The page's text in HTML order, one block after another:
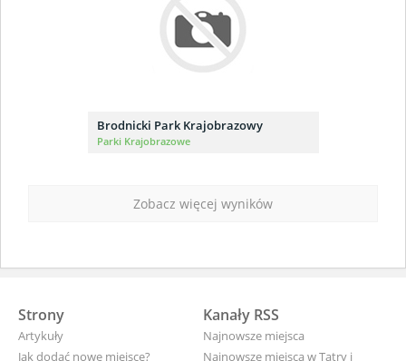
Brodnicki Park Krajobrazowy
Parki Krajobrazowe
Zobacz więcej wyników
Strony
Artykuły
Jak dodać nowe miejsce?
Kanały RSS
Najnowsze miejsca
Najnowsze miejsca w Tatry i